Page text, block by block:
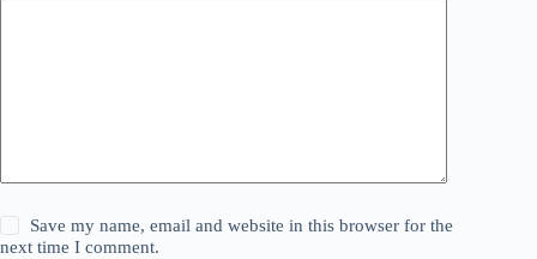
Save my name, email and website in this browser for the
next time I comment.